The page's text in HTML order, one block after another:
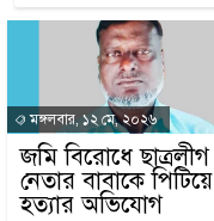
মঙ্গলবার, ১২ মে, ২০২৬
জমি বিরোধে ছাত্রলীগ
নেতার বাবাকে পিটিয়ে
হত্যার অভিযোগ